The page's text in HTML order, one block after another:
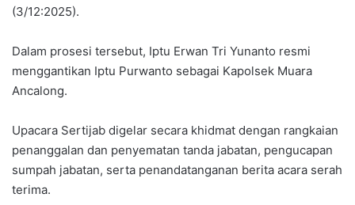
(3/12:2025).
Dalam prosesi tersebut, Iptu Erwan Tri Yunanto resmi
menggantikan Iptu Purwanto sebagai Kapolsek Muara
Ancalong.
Upacara Sertijab digelar secara khidmat dengan rangkaian
penanggalan dan penyematan tanda jabatan, pengucapan
sumpah jabatan, serta penandatanganan berita acara serah
terima.